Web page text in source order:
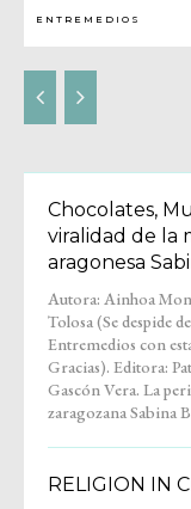
ENTREMEDIOS
Chocolates,
viralidad de la
aragonesa
Autora: Ainhoa
Tolosa (Se despide de
Entremedios con
Gracias). Editora: Patricia
Gascón Vera. La periodista
zaragozana Sabina
tras años como
televisión y locutora de spots
para grandes
comenzó su andadura en
RELIGION IN